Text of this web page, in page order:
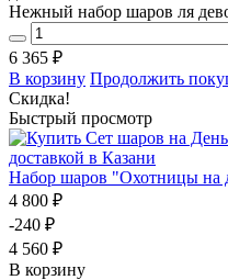
Нежный набор шаров ля
6 365 ₽
В корзину Продолжить
Скидка!
Быстрый просмотр
Набор шаров "Охотницы на
4 800 ₽
-240 ₽
4 560 ₽
В корзину